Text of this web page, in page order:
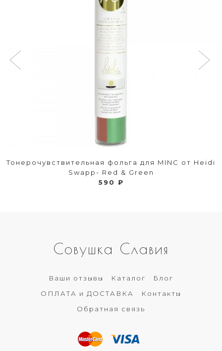
Тонерочувствительная фольга для MINC от Heidi
Swapp- Red & Green
590 ₽
Совушка Славия
Ваши отзывы Каталог
Блог
ОПЛАТА и ДОСТАВКА
Контакты
Обратная связь